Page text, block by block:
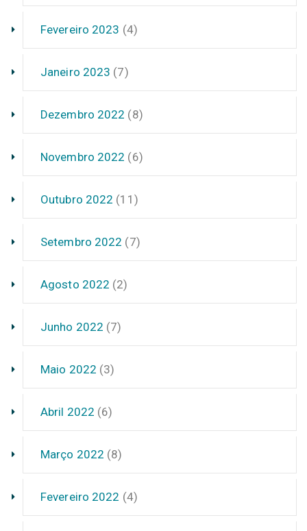
Fevereiro 2023 (4)
Janeiro 2023 (7)
Dezembro 2022 (8)
Novembro 2022 (6)
Outubro 2022 (11)
Setembro 2022 (7)
Agosto 2022 (2)
Junho 2022 (7)
Maio 2022 (3)
Abril 2022 (6)
Março 2022 (8)
Fevereiro 2022 (4)